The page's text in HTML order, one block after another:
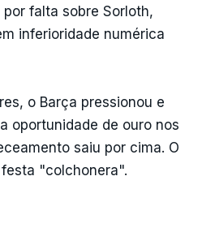
falta sobre Sorloth,
inferioridade numérica
o Barça pressionou e
oportunidade de ouro nos
saiu por cima. O
"colchonera".